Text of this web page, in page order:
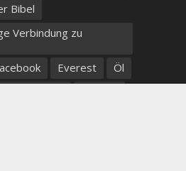
Bibel
Verbindung zu
Everest
Öl